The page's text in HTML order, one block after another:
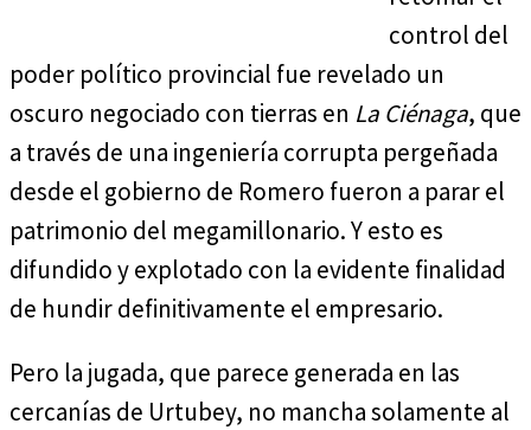
control del
poder político provincial fue revelado un
oscuro negociado con tierras en La Ciénaga, que
a través de una ingeniería corrupta pergeñada
desde el gobierno de Romero fueron a parar el
patrimonio del megamillonario. Y esto es
difundido y explotado con la evidente finalidad
de hundir definitivamente el empresario.
Pero la jugada, que parece generada en las
cercanías de Urtubey, no mancha solamente al